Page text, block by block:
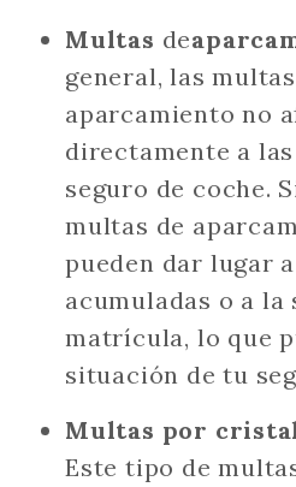
Multas de
general, las
aparcamiento no
directamente a
seguro de coche.
multas de
pueden dar lugar
acumuladas o a la
matrícula, lo que
situación de tu
Multas por
Este tipo de